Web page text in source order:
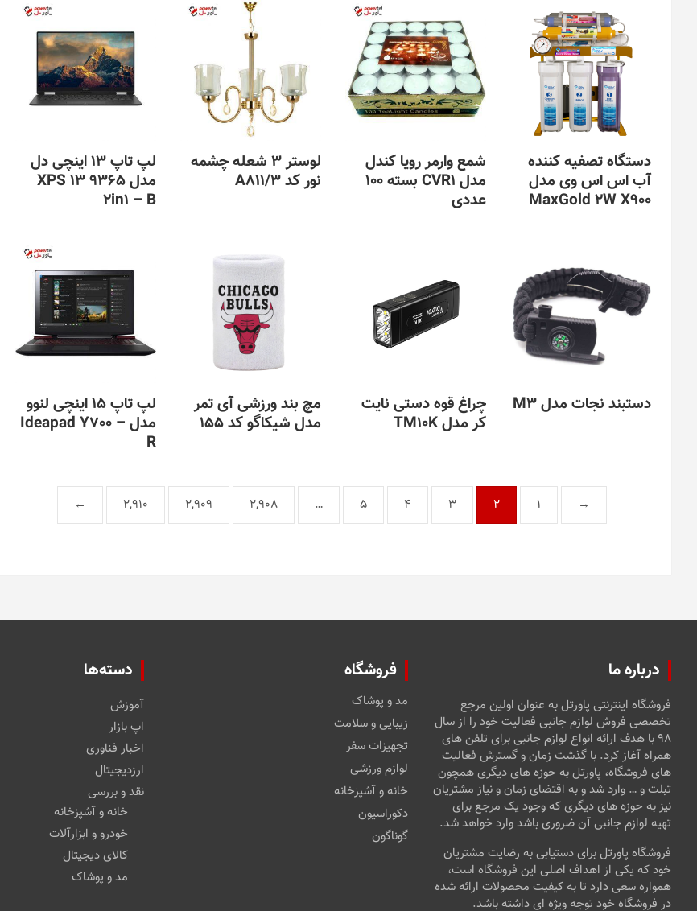
دستگاه تصفیه کننده
آب اس اس وی مدل
MaxGold 2W X900
شمع وارمر رویا کندل
مدل CVR1 بسته 100
عددی
لوستر 3 شعله چشمه
نور کد A811/3
لپ تاپ 13 اینچی دل
مدل XPS 13 9365
2in1 – B
دستبند نجات مدل M3
در
انتخاب
شوند
چراغ قوه دستی نایت
کر مدل TM10K
دارای
است
شوند
مچ بند ورزشی آی تمر
مدل شیکاگو کد 155
دارای
است
لپ تاپ 15 اینچی لنوو
مدل Ideapad Y700 –
R
→
1
2
3
4
5
…
2,908
2,909
2,910
←
درباره ما
فروشگاه اینترنتی پاورتل به عنوان اولین مرجع
تخصصی فروش لوازم جانبی فعالیت خود را از سال
۹۸ با هدف ارائه انواع لوازم جانبی برای تلفن های
همراه آغاز کرد. با گذشت زمان و گسترش فعالیت
های فروشگاه، پاورتل به حوزه های دیگری همچون
تبلت و … وارد شد و به اقتضای زمان و نیاز مشتریان
نیز به حوزه های دیگری که وجود یک مرجع برای
تهیه لوازم جانبی آن ضروری باشد وارد خواهد شد.
فروشگاه پاورتل برای دستیابی به رضایت مشتریان
خود که یکی از اهداف اصلی این فروشگاه است،
همواره سعی دارد تا به کیفیت محصولات ارائه شده
در فروشگاه خود توجه ویژه ای داشته باشد.
فروشگاه
مد و پوشاک
زیبایی و سلامت
تجهیزات سفر
لوازم ورزشی
خانه و آشپزخانه
دکوراسیون
گوناگون
دسته‌ها
آموزش
اپ بازار
اخبار فناوری
ارزدیجیتال
نقد و بررسی
خانه و آشپزخانه
خودرو و ابزارآلات
کالای دیجیتال
مد و پوشاک